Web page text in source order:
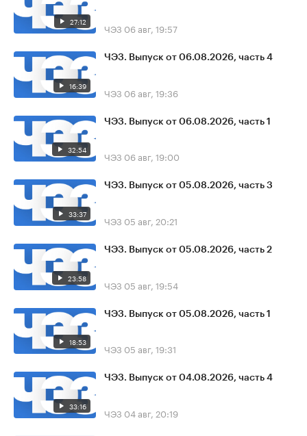
27:12 ЧЭЗ 06 авг, 19:57
16:39
ЧЭЗ. Выпуск от 06.08.2026, часть 4
ЧЭЗ 06 авг, 19:36
32:54
ЧЭЗ. Выпуск от 06.08.2026, часть 1
ЧЭЗ 06 авг, 19:00
33:37
ЧЭЗ. Выпуск от 05.08.2026, часть 3
ЧЭЗ 05 авг, 20:21
23:58
ЧЭЗ. Выпуск от 05.08.2026, часть 2
ЧЭЗ 05 авг, 19:54
18:53
ЧЭЗ. Выпуск от 05.08.2026, часть 1
ЧЭЗ 05 авг, 19:31
33:16
ЧЭЗ. Выпуск от 04.08.2026, часть 4
ЧЭЗ 04 авг, 20:19